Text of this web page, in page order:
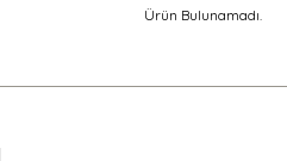
Ürün Bulunamadı.